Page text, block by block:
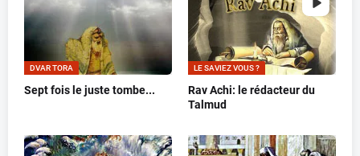
DVAR TORA
Sept fois le juste tombe...
LE SAVIEZ VOUS ?
Rav Achi: le rédacteur du
Talmud